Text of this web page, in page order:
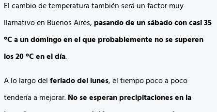
El cambio de temperatura también será un factor muy
llamativo en Buenos Aires, pasando de un sábado con casi 35
°C a un domingo en el que probablemente no se superen
los 20 °C en el día.
A lo largo delferiado del lunes, el tiempo poco a poco
tendería a mejorar.No se esperan precipitaciones en la